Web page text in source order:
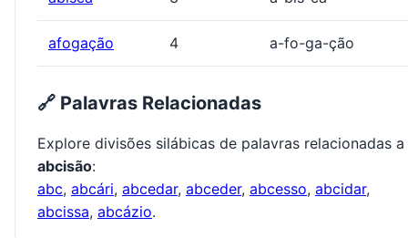
afogação 4 a-fo-ga-ção
🔗 Palavras Relacionadas
Explore divisões silábicas de palavras relacionadas a
abcisão:
abc, abcári, abcedar, abceder, abcesso, abcidar,
abcissa, abcázio.